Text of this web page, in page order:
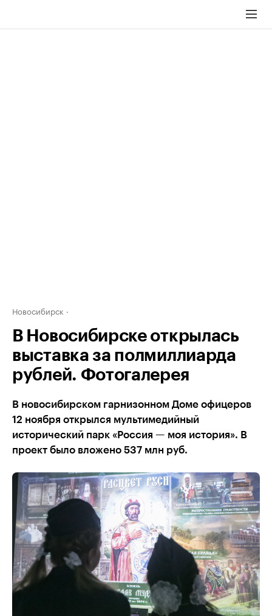
Новосибирск
В Новосибирске открылась
выставка за полмиллиарда
рублей. Фотогалерея
В новосибирском гарнизонном Доме офицеров
12 ноября открылся мультимедийный
исторический парк «Россия — моя история». В
проект было вложено 537 млн руб.